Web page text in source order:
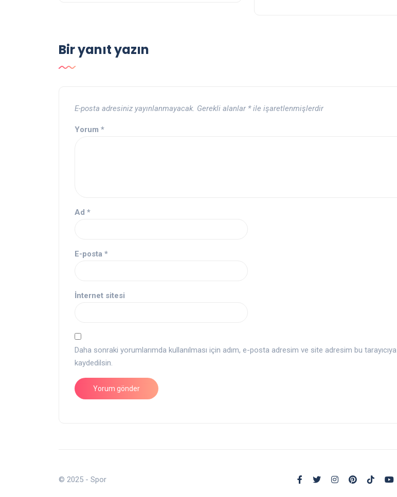
Bir yanıt yazın
E-posta adresiniz yayınlanmayacak. Gerekli alanlar *ile işaretlenmişlerdir
Yorum *
Ad *
E-posta *
İnternet sitesi
Daha sonraki yorumlarımda kullanılması için adım, e-posta adresim ve site adresim bu tarayıcıya
kaydedilsin.
© 2025 - Spor